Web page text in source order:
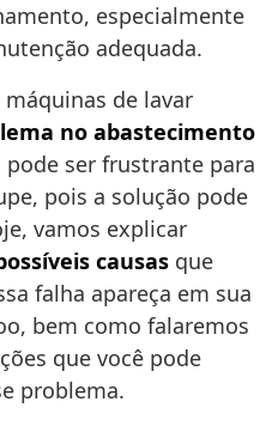
especialmente
adequada.
máquinas de lavar
no abastecimento
pode ser frustrante para
pois a solução pode
vamos explicar
causas que
falha apareça em sua
bem como falaremos
que você pode
problema.